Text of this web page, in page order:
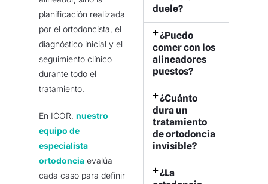
planificación realizada
por el ortodoncista, el
diagnóstico inicial y el
seguimiento clínico
durante todo el
tratamiento.
En ICOR, nuestro
equipo de
especialista
ortodoncia evalúa
cada caso para definir
duele?
¿Puedo
comer con los
alineadores
puestos?
¿Cuánto
dura un
tratamiento
de ortodoncia
invisible?
¿La